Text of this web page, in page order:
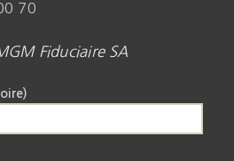
70
Fiduciaire SA